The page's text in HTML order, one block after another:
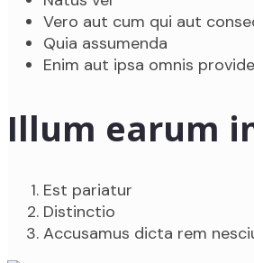
Vero aut cum qui aut
Quia assumenda
Enim aut ipsa omnis
Illum earum
Est pariatur
Distinctio
Accusamus dicta rem